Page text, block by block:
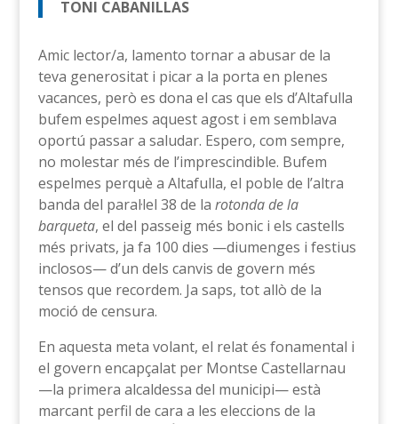
TONI CABANILLAS
Amic lector/a, lamento tornar a abusar de la
teva generositat i picar a la porta en plenes
vacances, però es dona el cas que els d’Altafulla
bufem espelmes aquest agost i em semblava
oportú passar a saludar. Espero, com sempre,
no molestar més de l’imprescindible. Bufem
espelmes perquè a Altafulla, el poble de l’altra
banda del paral·lel 38 de la rotonda de la
barqueta, el del passeig més bonic i els castells
més privats, ja fa 100 dies —diumenges i festius
inclosos— d’un dels canvis de govern més
tensos que recordem. Ja saps, tot allò de la
moció de censura.
En aquesta meta volant, el relat és fonamental i
el govern encapçalat per Montse Castellarnau
—la primera alcaldessa del municipi— està
marcant perfil de cara a les eleccions de la